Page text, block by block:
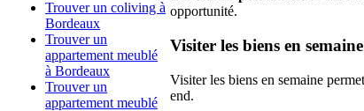
Trouver un coliving à
Bordeaux
Trouver un
appartement meublé
à Bordeaux
Trouver un
appartement meublé
opportunité.
Visiter les biens en semaine
Visiter les biens en semaine
end.